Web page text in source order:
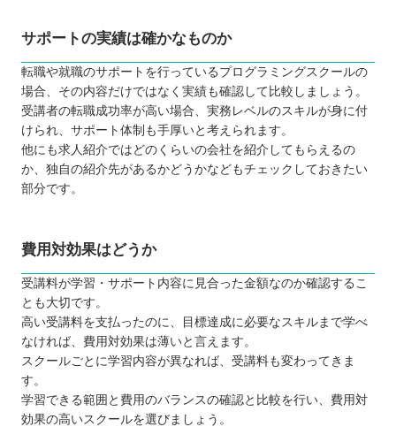
サポートの実績は確かなものか
転職や就職のサポートを行っているプログラミングスクールの
場合、その内容だけではなく実績も確認して比較しましょう。
受講者の転職成功率が高い場合、実務レベルのスキルが身に付
けられ、サポート体制も手厚いと考えられます。
他にも求人紹介ではどのくらいの会社を紹介してもらえるの
か、独自の紹介先があるかどうかなどもチェックしておきたい
部分です。
費用対効果はどうか
受講料が学習・サポート内容に見合った金額なのか確認するこ
とも大切です。
高い受講料を支払ったのに、目標達成に必要なスキルまで学べ
なければ、費用対効果は薄いと言えます。
スクールごとに学習内容が異なれば、受講料も変わってきま
す。
学習できる範囲と費用のバランスの確認と比較を行い、費用対
効果の高いスクールを選びましょう。